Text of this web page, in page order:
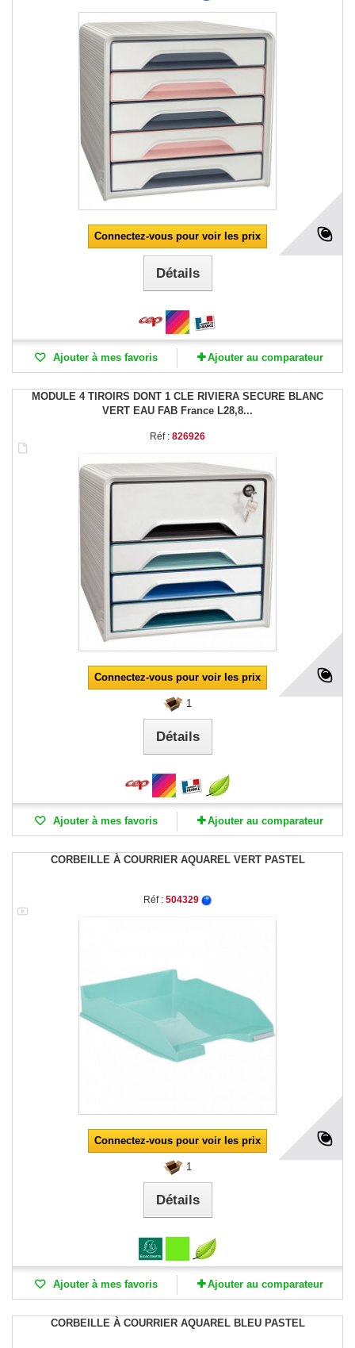
Connectez-vous pour voir les prix
Détails
Ajouter à mes favoris Ajouter au comparateur
MODULE 4 TIROIRS DONT 1 CLE RIVIERA SECURE BLANC
VERT EAU FAB France L28,8...
Réf : 826926
Connectez-vous pour voir les prix
1
Détails
Ajouter à mes favoris Ajouter au comparateur
CORBEILLE À COURRIER AQUAREL VERT PASTEL
Réf : 504329
Connectez-vous pour voir les prix
1
Détails
Ajouter à mes favoris Ajouter au comparateur
CORBEILLE À COURRIER AQUAREL BLEU PASTEL